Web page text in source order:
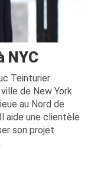
NYC
Teinturier
de New York
au Nord de
aide une clientèle
son projet